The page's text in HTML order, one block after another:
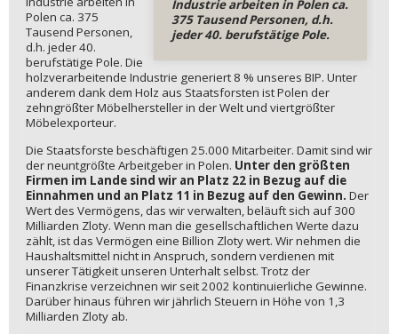
Industrie arbeiten in Polen ca.
375 Tausend Personen, d.h.
jeder 40. berufstätige Pole.
Polen ca. 375
Tausend Personen,
d.h. jeder 40.
berufstätige Pole. Die
holzverarbeitende Industrie generiert 8 % unseres BIP. Unter
anderem dank dem Holz aus Staatsforsten ist Polen der
zehngrößter Möbelhersteller in der Welt und viertgrößter
Möbelexporteur.
Die Staatsforste beschäftigen 25.000 Mitarbeiter. Damit sind wir
der neuntgrößte Arbeitgeber in Polen. Unter den größten
Firmen im Lande sind wir an Platz 22 in Bezug auf die
Einnahmen und an Platz 11 in Bezug auf den Gewinn. Der
Wert des Vermögens, das wir verwalten, beläuft sich auf 300
Milliarden Zloty. Wenn man die gesellschaftlichen Werte dazu
zählt, ist das Vermögen eine Billion Zloty wert. Wir nehmen die
Haushaltsmittel nicht in Anspruch, sondern verdienen mit
unserer Tätigkeit unseren Unterhalt selbst. Trotz der
Finanzkrise verzeichnen wir seit 2002 kontinuierliche Gewinne.
Darüber hinaus führen wir jährlich Steuern in Höhe von 1,3
Milliarden Zloty ab.